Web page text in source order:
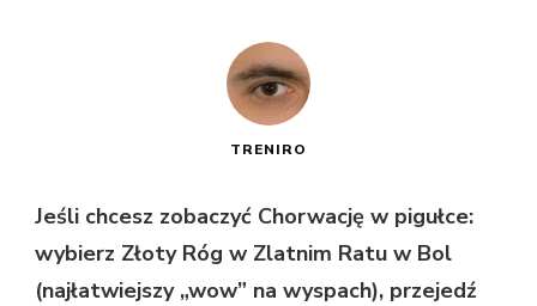
TRENIRO
Jeśli chcesz zobaczyć Chorwację w pigułce:
wybierz Złoty Róg w Zlatnim Ratu w Bol
(najłatwiejszy „wow” na wyspach), przejedź